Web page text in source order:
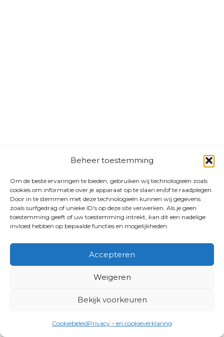
Beheer toestemming
Om de beste ervaringen te bieden, gebruiken wij technologieën zoals
cookies om informatie over je apparaat op te slaan en/of te raadplegen.
Door in te stemmen met deze technologieën kunnen wij gegevens
zoals surfgedrag of unieke ID's op deze site verwerken. Als je geen
toestemming geeft of uw toestemming intrekt, kan dit een nadelige
invloed hebben op bepaalde functies en mogelijkheden.
Accepteren
Weigeren
Bekijk voorkeuren
CookiebeleidPrivacy – en cookieverklaring